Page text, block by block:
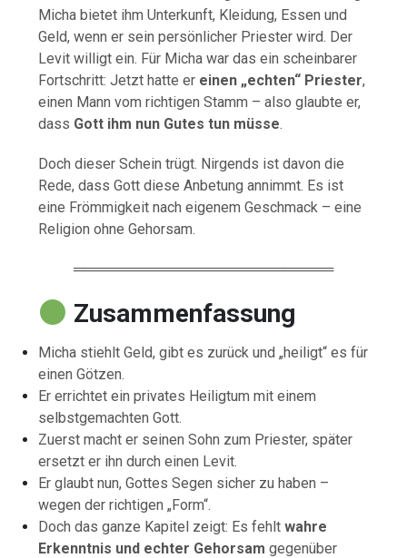
Micha bietet ihm Unterkunft, Kleidung, Essen und
Geld, wenn er sein persönlicher Priester wird. Der
Levit willigt ein. Für Micha war das ein scheinbarer
Fortschritt: Jetzt hatte er einen „echten“ Priester,
einen Mann vom richtigen Stamm – also glaubte er,
dass Gott ihm nun Gutes tun müsse.
Doch dieser Schein trügt. Nirgends ist davon die
Rede, dass Gott diese Anbetung annimmt. Es ist
eine Frömmigkeit nach eigenem Geschmack – eine
Religion ohne Gehorsam.
══════════════════════════
Zusammenfassung
Micha stiehlt Geld, gibt es zurück und „heiligt“ es für
einen Götzen.
Er errichtet ein privates Heiligtum mit einem
selbstgemachten Gott.
Zuerst macht er seinen Sohn zum Priester, später
ersetzt er ihn durch einen Levit.
Er glaubt nun, Gottes Segen sicher zu haben –
wegen der richtigen „Form“.
Doch das ganze Kapitel zeigt: Es fehltwahre
Erkenntnis und echter Gehorsam gegenüber